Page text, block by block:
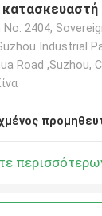
No. 2404,
Industrial
Road ,Suzhou,